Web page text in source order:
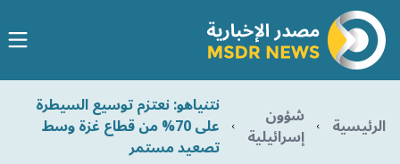
الرئيسية شؤون
إسرائيلية
نتنياهو: نعتزم توسيع السيطرة
على 70% من قطاع غزة وسط
تصعيد مستمر